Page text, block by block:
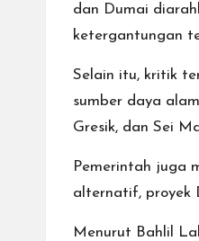
dan Dumai
ketergantungan
Selain itu, kritik
sumber daya
Gresik, dan Sei
Pemerintah juga
alternatif, proyek
Menurut Bahlil